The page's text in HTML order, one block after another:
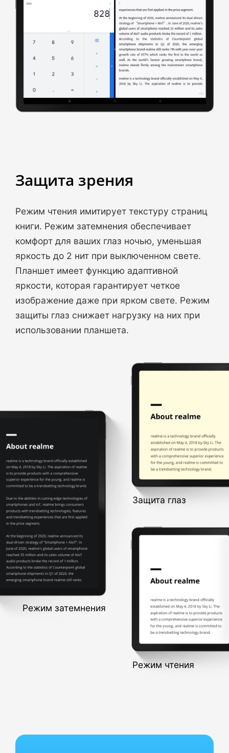
Защита зрения
Режим чтения имитирует текстуру страниц
книги. Режим затемнения обеспечивает
комфорт для ваших глаз ночью, уменьшая
яркость до 2 нит при выключенном свете.
Планшет имеет функцию адаптивной
яркости, которая гарантирует четкое
изображение даже при ярком свете. Режим
защиты глаз снижает нагрузку на них при
использовании планшета.
Режим затемнения
Защита глаз
Режим чтения